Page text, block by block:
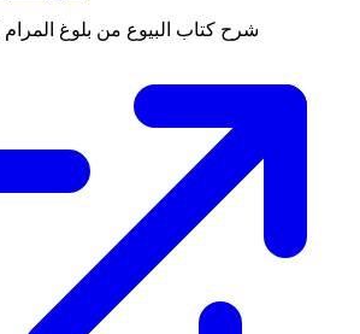
شرح كتاب البيوع من بلوغ المرام